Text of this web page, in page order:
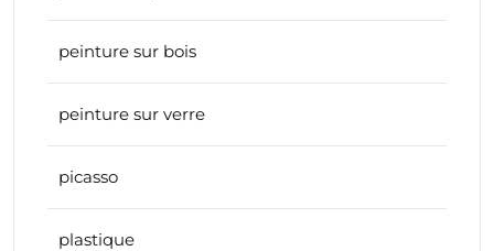
peinture sur bois
peinture sur verre
picasso
plastique